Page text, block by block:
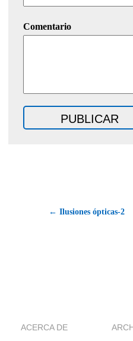
Comentario
← Ilusiones ópticas-2
ACERCA DE